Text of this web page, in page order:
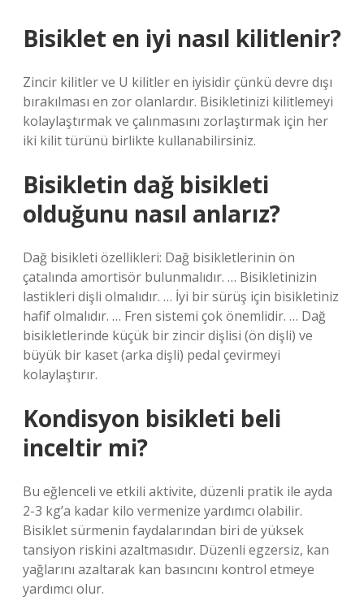
Bisiklet en iyi nasıl kilitlenir?
Zincir kilitler ve U kilitler en iyisidir çünkü devre dışı
bırakılması en zor olanlardır. Bisikletinizi kilitlemeyi
kolaylaştırmak ve çalınmasını zorlaştırmak için her
iki kilit türünü birlikte kullanabilirsiniz.
Bisikletin dağ bisikleti
olduğunu nasıl anlarız?
Dağ bisikleti özellikleri: Dağ bisikletlerinin ön
çatalında amortisör bulunmalıdır. … Bisikletinizin
lastikleri dişli olmalıdır. … İyi bir sürüş için bisikletiniz
hafif olmalıdır. … Fren sistemi çok önemlidir. … Dağ
bisikletlerinde küçük bir zincir dişlisi (ön dişli) ve
büyük bir kaset (arka dişli) pedal çevirmeyi
kolaylaştırır.
Kondisyon bisikleti beli
inceltir mi?
Bu eğlenceli ve etkili aktivite, düzenli pratik ile ayda
2-3 kg’a kadar kilo vermenize yardımcı olabilir.
Bisiklet sürmenin faydalarından biri de yüksek
tansiyon riskini azaltmasıdır. Düzenli egzersiz, kan
yağlarını azaltarak kan basıncını kontrol etmeye
yardımcı olur.